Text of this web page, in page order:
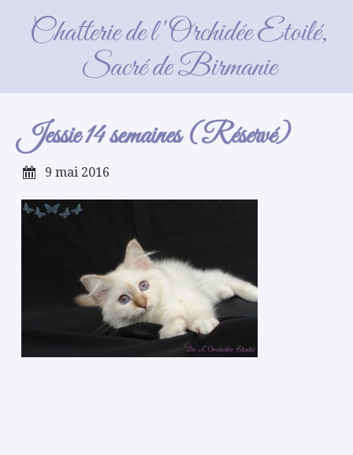
Chatterie de l'Orchidée Etoilé,
Sacré de Birmanie
Jessie 14 semaines (Réservé)
Jessie 14 semaines (Réservé)
9 mai 2016